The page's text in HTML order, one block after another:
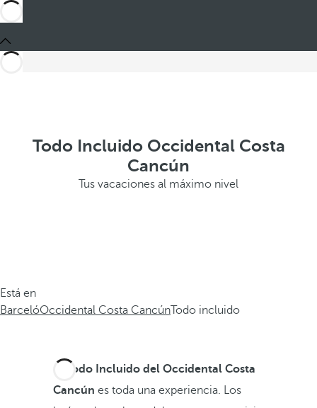
Todo Incluido Occidental Costa
Cancún
Tus vacaciones al máximo nivel
Está en
BarcelóOccidental Costa CancúnTodo incluido
Todo Incluido del Occidental Costa
Cancún es toda una experiencia. Los